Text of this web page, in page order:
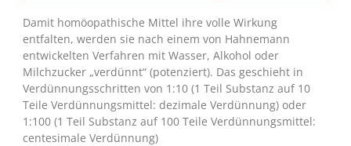
Damit homöopathische Mittel ihre volle Wirkung
entfalten, werden sie nach einem von Hahnemann
entwickelten Verfahren mit Wasser, Alkohol oder
Milchzucker „verdünnt“ (potenziert). Das geschieht in
Verdünnungsschritten von 1:10 (1 Teil Substanz auf 10
Teile Verdünnungsmittel: dezimale Verdünnung) oder
1:100 (1 Teil Substanz auf 100 Teile Verdünnungsmittel:
centesimale Verdünnung)